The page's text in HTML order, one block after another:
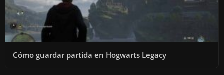
Cómo guardar partida en Hogwarts Legacy